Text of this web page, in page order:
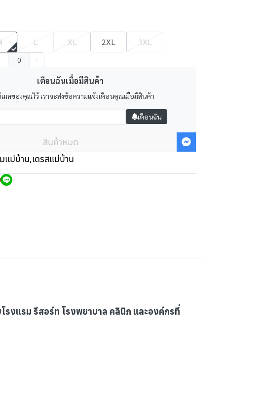
L XL 2XL 3XL
เตือนฉันเมื่อมีสินค้า
มลของคุณไว้ เราจะส่งข้อความแจ้งเตือนคุณเมื่อมีสินค้า
เตือนฉัน
สินค้าหมด
แม่บ้าน,เดรสแม่บ้าน
รงแรม รีสอร์ท โรงพยาบาล คลินิก และองค์กรที่